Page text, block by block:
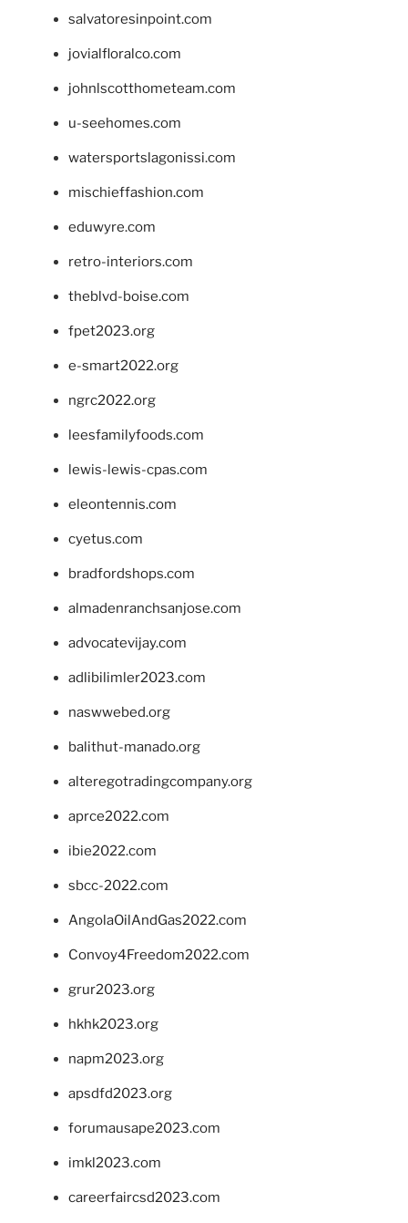
salvatoresinpoint.com
jovialfloralco.com
johnlscotthometeam.com
u-seehomes.com
watersportslagonissi.com
mischieffashion.com
eduwyre.com
retro-interiors.com
theblvd-boise.com
fpet2023.org
e-smart2022.org
ngrc2022.org
leesfamilyfoods.com
lewis-lewis-cpas.com
eleontennis.com
cyetus.com
bradfordshops.com
almadenranchsanjose.com
advocatevijay.com
adlibilimler2023.com
naswwebed.org
balithut-manado.org
alteregotradingcompany.org
aprce2022.com
ibie2022.com
sbcc-2022.com
AngolaOilAndGas2022.com
Convoy4Freedom2022.com
grur2023.org
hkhk2023.org
napm2023.org
apsdfd2023.org
forumausape2023.com
imkl2023.com
careerfaircsd2023.com